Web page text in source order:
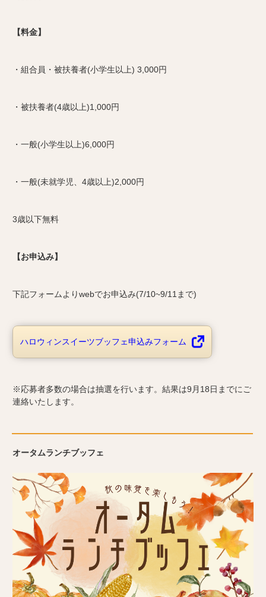
【料金】
・組合員・被扶養者(小学生以上) 3,000円
・被扶養者(4歳以上)1,000円
・一般(小学生以上)6,000円
・一般(未就学児、4歳以上)2,000円
3歳以下無料
【お申込み】
下記フォームよりwebでお申込み(7/10~9/11まで)
ハロウィンスイーツブッフェ申込みフォーム
※応募者多数の場合は抽選を行います。結果は9月18日までにご
連絡いたします。
オータムランチブッフェ